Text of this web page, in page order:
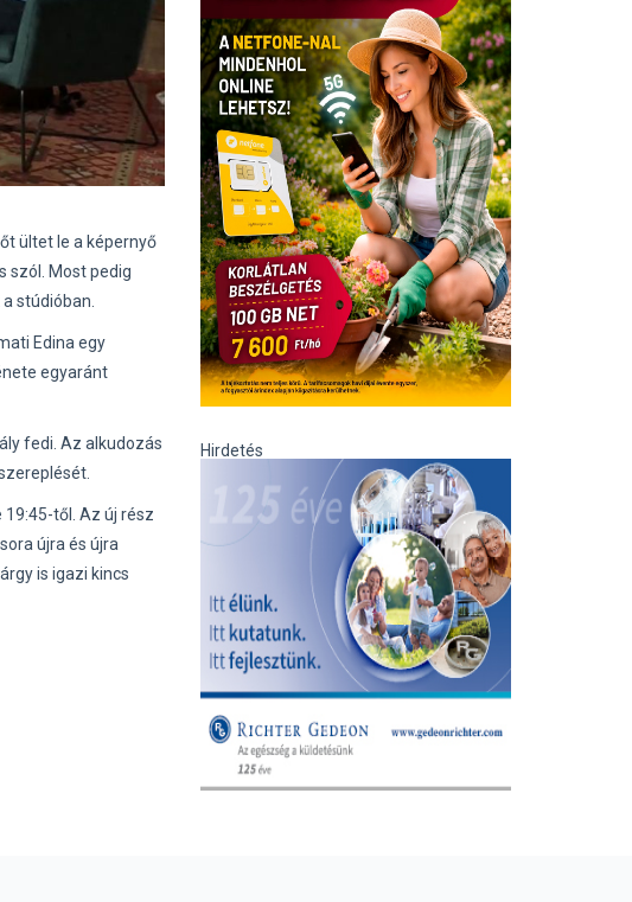
ültet le a képernyő
szól. Most pedig
stúdióban.
Edina egy
egyaránt
fedi. Az alkudozás
től. Az új rész
újra és újra
is igazi kincs
Hirdetés